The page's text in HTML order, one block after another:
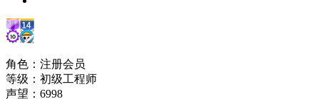
角色：注册会员
等级：初级工程师
声望： 6998